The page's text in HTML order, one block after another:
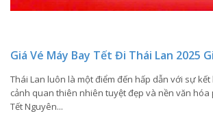
Giá Vé Máy Bay Tết Đi Thái Lan 2025
Thái Lan luôn là một điểm đến hấp dẫn với sự
cảnh quan thiên nhiên tuyệt đẹp và nền văn hóa
Tết Nguyên...